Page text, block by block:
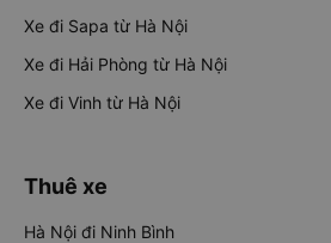
Xe đi Sapa từ Hà Nội
Xe đi Hải Phòng từ Hà Nội
Xe đi Vinh từ Hà Nội
Thuê xe
Hà Nội đi Ninh Bình